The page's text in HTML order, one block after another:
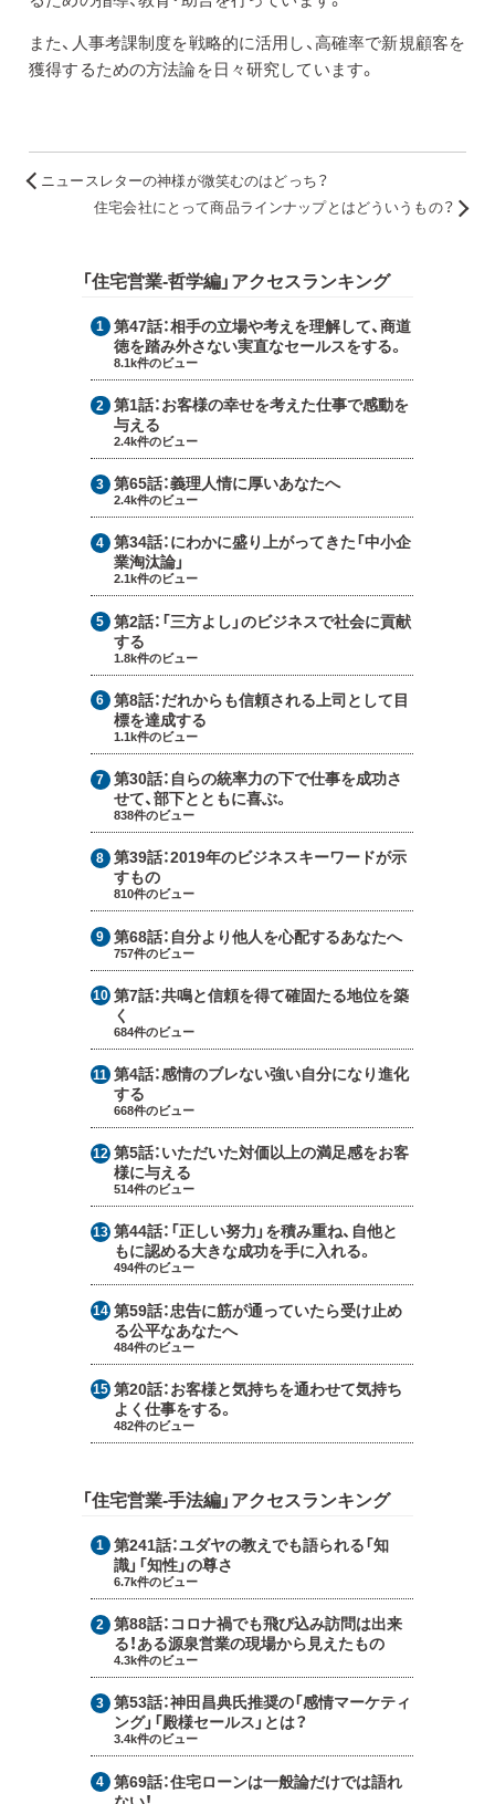
また、人事考課制度を戦略的に活用し、高確率で新規顧客を
獲得するための方法論を日々研究しています。
ニュースレターの神様が微笑むのはどっち？
住宅会社にとって商品ラインナップとはどういうもの？
「住宅営業-哲学編」アクセスランキング
第47話：相手の立場や考えを理解して、商道
徳を踏み外さない実直なセールスをする。
8.1k件のビュー
第1話：お客様の幸せを考えた仕事で感動を
与える
2.4k件のビュー
第65話：義理人情に厚いあなたへ
2.4k件のビュー
第34話：にわかに盛り上がってきた「中小企
業淘汰論」
2.1k件のビュー
第2話： 「三方よし」のビジネスで社会に貢献
する
1.8k件のビュー
第8話：だれからも信頼される上司として目
標を達成する
1.1k件のビュー
第30話： 自らの統率力の下で仕事を成功さ
せて、部下とともに喜ぶ。
838件のビュー
第39話：2019年のビジネスキーワードが示
すもの
810件のビュー
第68話： 自分より他人を心配するあなたへ
757件のビュー
第7話：共鳴と信頼を得て確固たる地位を築
く
684件のビュー
第4話：感情のブレない強い自分になり進化
する
668件のビュー
第5話：いただいた対価以上の満足感をお客
様に与える
514件のビュー
第44話： 「正しい努力」を積み重ね、自他と
もに認める大きな成功を手に入れる。
494件のビュー
第59話：忠告に筋が通っていたら受け止め
る公平なあなたへ
484件のビュー
第20話：お客様と気持ちを通わせて気持ち
よく仕事をする。
482件のビュー
「住宅営業-手法編」アクセスランキング
第241話：ユダヤの教えでも語られる「知
識」「知性」の尊さ
6.7k件のビュー
第88話： コロナ禍でも飛び込み訪問は出来
る！ある源泉営業の現場から見えたもの
4.3k件のビュー
第53話：神田昌典氏推奨の「感情マーケティ
ング」「殿様セールス」とは？
3.4k件のビュー
第69話：住宅ローンは一般論だけでは語れ